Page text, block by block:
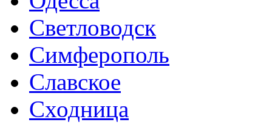
Светловодск
Симферополь
Славское
Сходница